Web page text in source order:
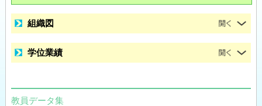
組織図
学位業績
教員データ集